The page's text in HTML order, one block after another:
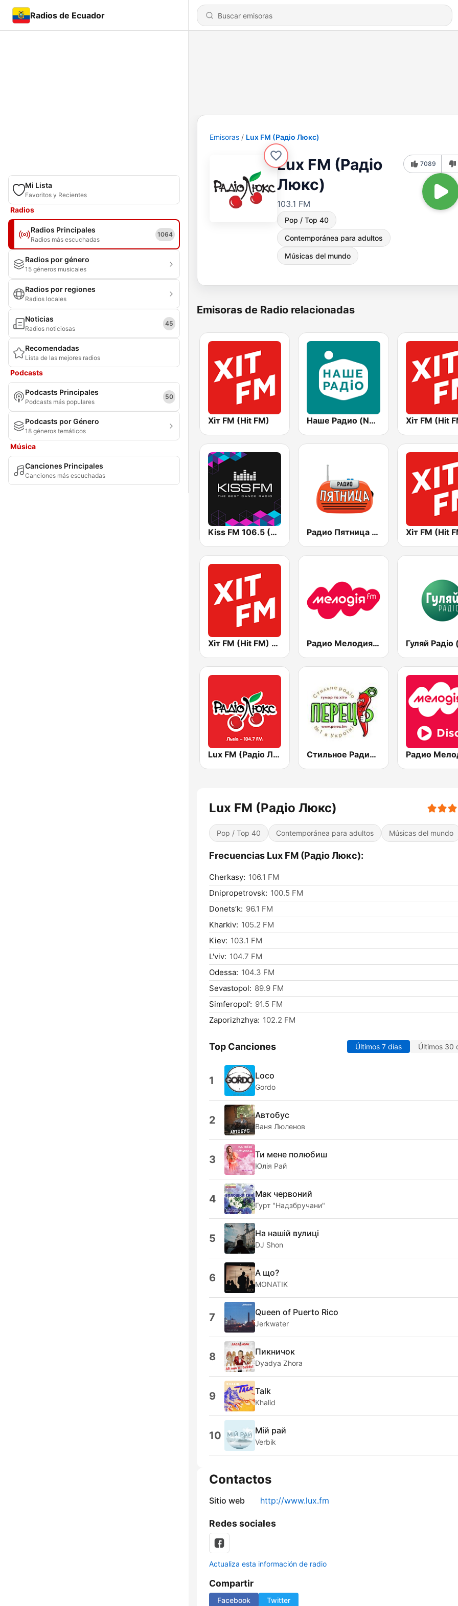
Radios de Ecuador
Mi Lista
Favoritos y Recientes
Radios
Radios Principales
Radios más escuchadas
1064
Radios por género
15 géneros musicales
Radios por regiones
Radios locales
Noticias
Radios noticiosas
45
Recomendadas
Lista de las mejores radios
Podcasts
Podcasts Principales
Podcasts más populares
50
Podcasts por Género
18 géneros temáticos
Música
Canciones Principales
Canciones más escuchadas
Emisoras Lux FM (Pадіо Люкс)
Lux FM (Pадіо
Люкс)
103.1 FM
Pop / Top 40
Contemporánea para adultos
Músicas del mundo
7089
Emisoras de Radio relacionadas
Хіт FM (Hit FM) Наше Радио (Nashe Radio) 107.9
Kiss FM 106.5 (Кисc ФМ) Радио Пятница (Pyatnica)
Хіт FM (Hit FM) - Ukr Радио Мелодия (Radio Melodia)
Lux FM (Pадіо Люкс) Lviv Стильное Радио - Перец ФМ (Stilnoe, perec fm)
Lux FM (Pадіо Люкс)
Pop / Top 40 Contemporánea para adultos Músicas del mundo
Frecuencias Lux FM (Pадіо Люкс):
Cherkasy: 106.1 FM
Dnipropetrovsk: 100.5 FM
Donets’k: 96.1 FM
Kharkiv: 105.2 FM
Kiev: 103.1 FM
L'viv: 104.7 FM
Odessa: 104.3 FM
Sevastopol: 89.9 FM
Simferopol’: 91.5 FM
Zaporizhzhya: 102.2 FM
Top Canciones Últimos 7 días Últimos 30
1 Loco
Gordo
2 Автобус
Ваня Люленов
3 Ти мене полюбиш
Юлія Рай
4 Мак червоний
Гурт "Надзбручани"
5 На нашій вулиці
DJ Shon
6 А що?
MONATIK
7 Queen of Puerto Rico
Jerkwater
8 Пикничок
Dyadya Zhora
9 Talk
Khalid
10 Мій рай
Verbik
Contactos
Sitio web http://www.lux.fm
Redes sociales
Actualiza esta información de radio
Compartir
Facebook Twitter